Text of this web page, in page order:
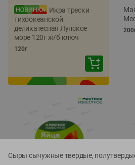
Икра трески
тихоокеанской
деликатесная Лунское
море 120г ж/б ключ
120г
Сыры сычужные твердые,